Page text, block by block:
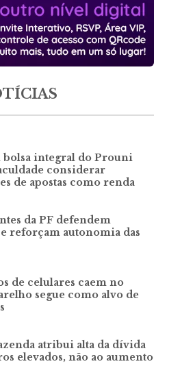
bolsa integral do Prouni
considerar
de apostas como renda
da PF defendem
reforçam autonomia das
de celulares caem no
segue como alvo de
atribui alta da dívida
elevados, não ao aumento